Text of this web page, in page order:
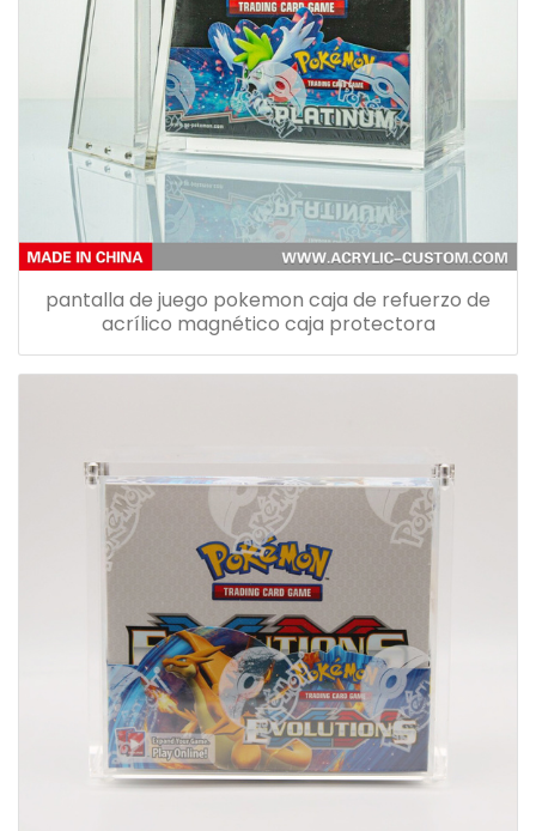
pantalla de juego pokemon caja de refuerzo de
acrílico magnético caja protectora